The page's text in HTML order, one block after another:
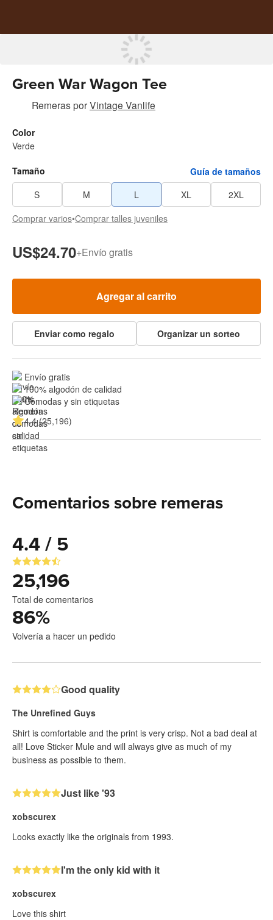
Green War Wagon Tee
RemerasporVintage Vanlife
Color
Verde
Tamaño
Guía de tamaños
S
M L XL
2XL
Comprar varios•Comprar talles juveniles
US$24.70+Envío gratis
Agregar al carrito
Enviar como regalo Organizar un sorteo
Envío gratis
100% algodón de calidad
Cómodas y sin etiquetas
4.4 (25,196)
Comentarios sobre remeras
4.4 / 5
25,196
Total de comentarios
86%
Volvería a hacer un pedido
Good quality
The Unrefined Guys
Shirt is comfortable and the print is very crisp. Not a bad deal at
all! Love Sticker Mule and will always give as much of my
business as possible to them.
Just like '93
xobscurex
Looks exactly like the originals from 1993.
I'm the only kid with it
xobscurex
Love this shirt